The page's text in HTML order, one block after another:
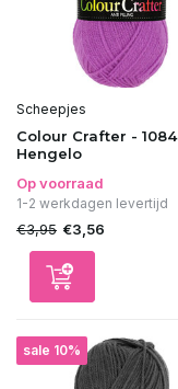
Scheepjes
Colour Crafter - 1084
Hengelo
Op voorraad
1-2 werkdagen levertijd
€3,95 €3,56
sale 10%